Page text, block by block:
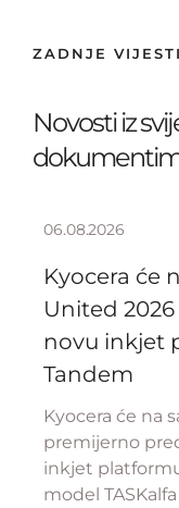
ZADNJE VIJESTI
Novosti iz
06.08.2026
Kyocera će
United
novu inkjet
Tandem
Kyocera će na
premijerno
inkjet
model